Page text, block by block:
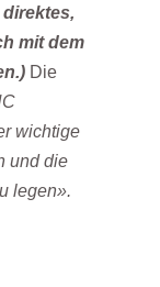
direktes,
mit dem
Die
wichtige
und die
legen».